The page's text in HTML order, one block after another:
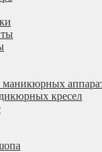
маникюрных
кресел